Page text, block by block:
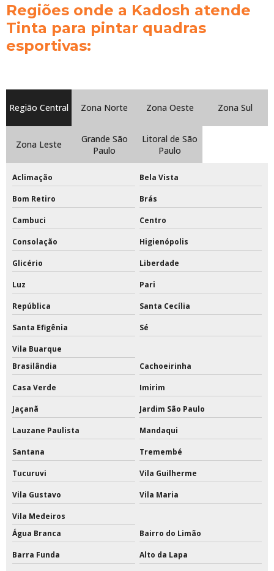
Poste para voleibol
Preço da tinta epóxi
Preço tinta epóxi para quadras esportivas
Primer pu
Primer pu para madeira
Quanto custa tabela de basquete oficial
Rede de beach tennis
Rede de beach tennis completa
Rede de beach tennis oficial
Rede de beach tennis profissional
Rede de tênis preço
Rede de tênis profissional
Rede para trave de futsal
Redes de proteção para quadras esportivas
Redes de tenis de quadra
Redes esportivas
Redes esportivas de proteção
Redes esportivas para quadras
Redes esportivas sob medida
Reformas em quadras esportivas
Regiões onde a Kadosh atende
Tinta para pintar quadras
esportivas:
Região Central Zona Norte Zona Oeste Zona Sul
Zona Leste
Grande São
Paulo
Litoral de São
Paulo
Aclimação Bela Vista
Bom Retiro Brás
Cambuci Centro
Consolação Higienópolis
Glicério Liberdade
Luz Pari
República Santa Cecília
Santa Efigênia Sé
Vila Buarque
Brasilândia
Cachoeirinha
Casa Verde Imirim
Jaçanã Jardim São Paulo
Lauzane Paulista Mandaqui
Santana Tremembé
Tucuruvi Vila Guilherme
Vila Gustavo Vila Maria
Vila Medeiros
Água Branca
Bairro do Limão
Barra Funda Alto da Lapa